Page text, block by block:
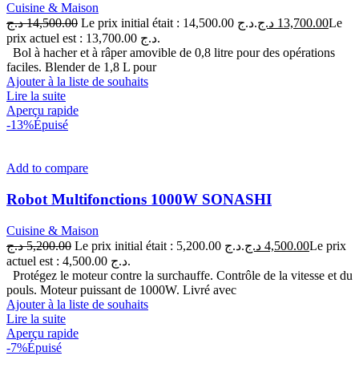
Cuisine & Maison
14,500.00 د.ج Le prix initial était : 14,500.00 د.ج. 13,700.00 د.ج
Le
prix actuel est : 13,700.00 د.ج.
Bol à hacher et à râper amovible de 0,8 litre pour des opérations
faciles. Blender de 1,8 L pour
Ajouter à la liste de souhaits
Lire la suite
Aperçu rapide
-13%Épuisé
Add to compare
Robot Multifonctions 1000W SONASHI
Cuisine & Maison
5,200.00 د.ج Le prix initial était : 5,200.00 د.ج. 4,500.00 د.ج
Le prix
actuel est : 4,500.00 د.ج.
Protégez le moteur contre la surchauffe. Contrôle de la vitesse et du
pouls. Moteur puissant de 1000W. Livré avec
Ajouter à la liste de souhaits
Lire la suite
Aperçu rapide
-7%Épuisé